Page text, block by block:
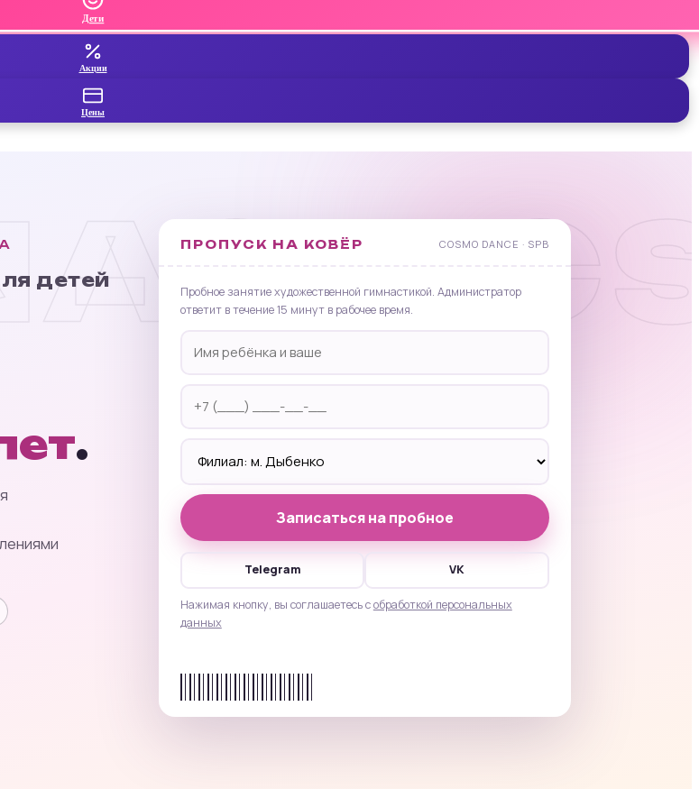
Дети
Акции
Цены
детей
.
ПРОПУСК НА КОВЁР COSMO DANCE · SPB
Пробное занятие художественной гимнастикой. Администратор
ответит в течение 15 минут в рабочее время.
Записаться на пробное
Telegram VK
Нажимая кнопку, вы соглашаетесь собработкой персональных
данных